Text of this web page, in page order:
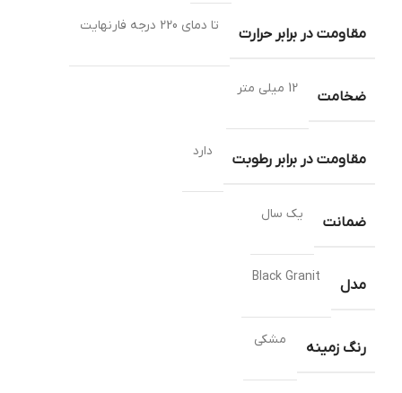
مقاومت در برابر حرارت تا دمای 220 درجه فارنهایت
ضخامت 12 میلی متر
مقاومت در برابر رطوبت دارد
ضمانت یک سال
مدل Black Granit
رنگ زمینه مشکی